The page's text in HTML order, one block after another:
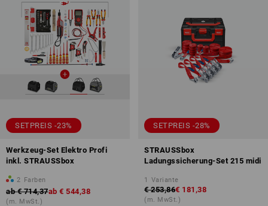
SETPREIS -23%
Werkzeug-Set Elektro Profi
inkl. STRAUSSbox
2 Farben
ab € 714,37ab € 544,38
(m. MwSt.)
SETPREIS -28%
STRAUSSbox
Ladungssicherung-Set 215 midi
1 Variante
€ 253,86€ 181,38
(m. MwSt.)